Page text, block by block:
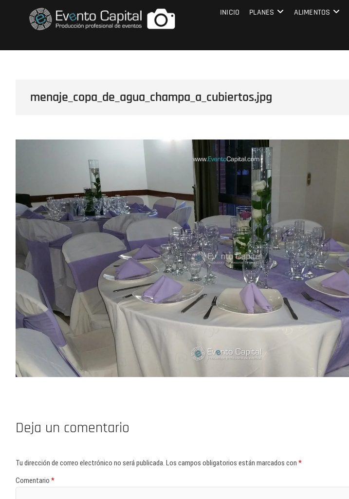
FOTOS GRUPO EMPRESARIAL EVENTO CAPITAL
INICIO PLANES ALIMENTOS
menaje_copa_de_agua_champa_a_cubiertos.jpg
Deja un comentario
Tu dirección de correo electrónico no será publicada. Los campos obligatorios están marcados con *
Comentario *